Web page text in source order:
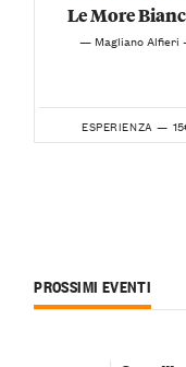
Le More
— Magliano
ESPERIENZA —
PROSSIMI EVENTI